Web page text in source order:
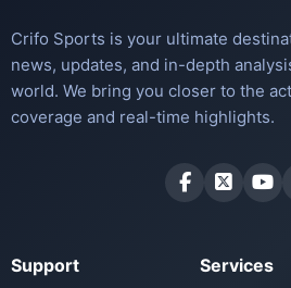
Crifo Sports is your ultimate
news, updates, and in-depth
world. We bring you closer to the
coverage and real-time highlights.
Support Services